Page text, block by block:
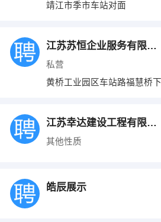
靖江市季市车站对面
江苏苏恒企业服务有限公司
私营
黄桥工业园区车站路福慧桥下
江苏幸达建设工程有限公司
其他性质
皓辰展示